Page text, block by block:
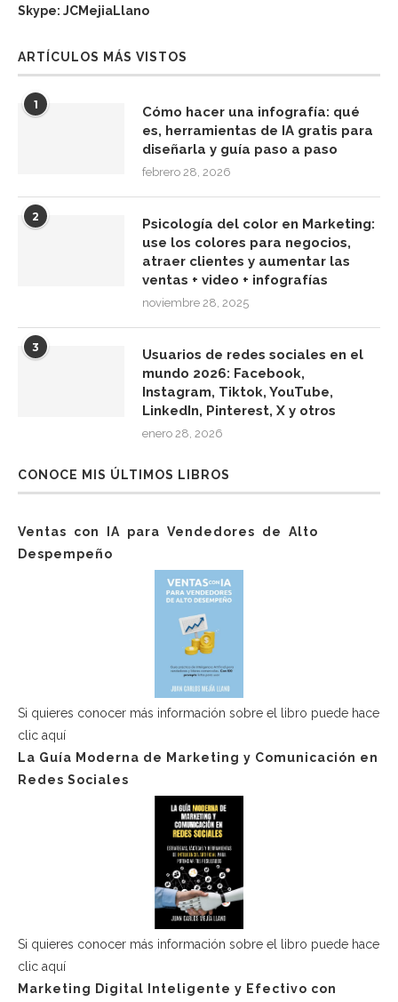
Skype: JCMejiaLlano
ARTÍCULOS MÁS VISTOS
1
Cómo hacer una infografía: qué
es, herramientas de IA gratis para
diseñarla y guía paso a paso
febrero 28, 2026
2
Psicología del color en Marketing:
use los colores para negocios,
atraer clientes y aumentar las
ventas + video + infografías
noviembre 28, 2025
3
Usuarios de redes sociales en el
mundo 2026: Facebook,
Instagram, Tiktok, YouTube,
LinkedIn, Pinterest, X y otros
enero 28, 2026
CONOCE MIS ÚLTIMOS LIBROS
Ventas con IA para Vendedores de Alto
Despempeño
Si quieres conocer más información sobre el libro puede hace
clic aquí
La Guía Moderna de Marketing y Comunicación en
Redes Sociales
Si quieres conocer más información sobre el libro puede hace
clic aquí
Marketing Digital Inteligente y Efectivo con